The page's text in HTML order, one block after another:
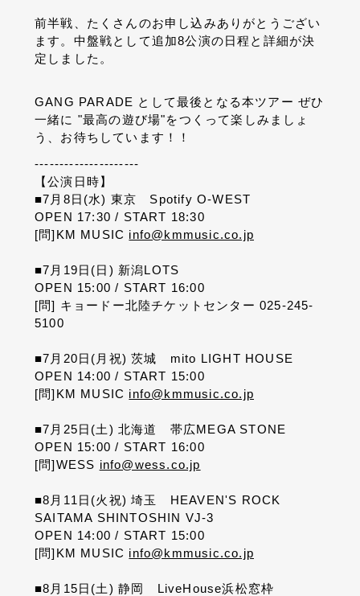
前半戦、たくさんのお申し込みありがとうござい
ます。中盤戦として追加8公演の日程と詳細が決
定しました。
GANG PARADE として最後となる本ツアー ぜひ
一緒に "最高の遊び場"をつくって楽しみましょ
う、お待ちしています！！
---------------------
【公演日時】
■7 月 8日 (水) 東京 Spotify O-WEST
OPEN 17:30 / START 18:30
[問]KM MUSIC info@kmmusic.co.jp
■7 月 19日 (日 ) 新潟LOTS
OPEN 15:00 / START 16:00
[問] キョードー北陸チケットセンター 025-245-
5100
■7 月 20日 ( 月祝) 茨城 mito LIGHT HOUSE
OPEN 14:00 / START 15:00
[問]KM MUSIC info@kmmusic.co.jp
■7 月 25日 (土 ) 北海道 帯広MEGA STONE
OPEN 15:00 / START 16:00
[問]WESS info@wess.co.jp
■8 月 11 日 (火祝) 埼玉 HEAVEN'S ROCK
SAITAMA SHINTOSHIN VJ-3
OPEN 14:00 / START 15:00
[問]KM MUSIC info@kmmusic.co.jp
■8 月 15日 (土 ) 静岡 LiveHouse浜松窓枠